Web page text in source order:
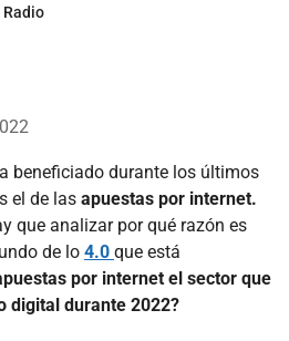
Radio
beneficiado durante los últimos
el de las apuestas por internet.
que analizar por qué razón es
de lo 4.0 que está
por internet el sector que
digital durante 2022?